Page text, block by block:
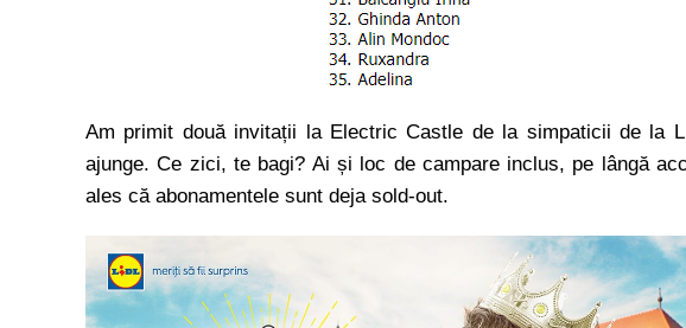
Am primit două invitații la Electric Castle de la simpaticii de la
ajunge. Ce zici, te bagi? Ai și loc de campare inclus, pe lângă
ales că abonamentele sunt deja sold-out.